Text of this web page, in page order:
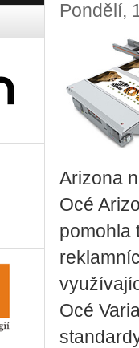
Pondělí,
Arizona
Océ
pomohla
Océ